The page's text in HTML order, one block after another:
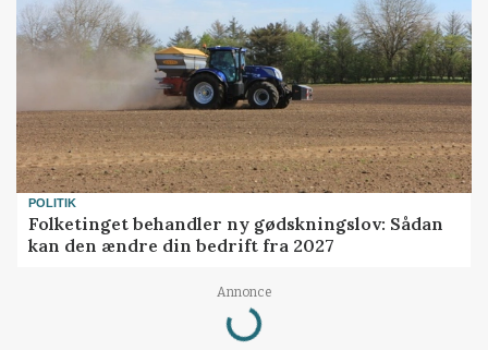
POLITIK
Folketinget behandler ny gødskningslov: Sådan
kan den ændre din bedrift fra 2027
Annonce
Loading...